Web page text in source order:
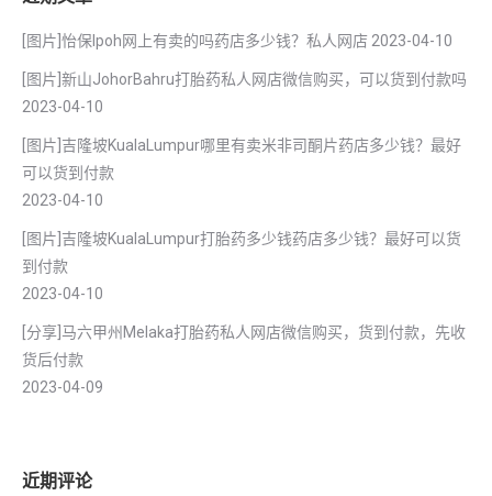
[图片]怡保lpoh网上有卖的吗药店多少钱？私人网店 2023-04-10
[图片]新山JohorBahru打胎药私人网店微信购买，可以货到付款吗
2023-04-10
[图片]吉隆坡KualaLumpur哪里有卖米非司酮片药店多少钱？最好
可以货到付款
2023-04-10
[图片]吉隆坡KualaLumpur打胎药多少钱药店多少钱？最好可以货
到付款
2023-04-10
[分享]马六甲州Melaka打胎药私人网店微信购买，货到付款，先收
货后付款
2023-04-09
近期评论